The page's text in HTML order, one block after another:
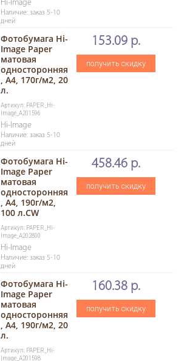
Hi-Image
Наличие: заказ 5-10
дней
Фотобумага Hi-
Image Paper
матовая
односторонняя
, A4, 170г/м2, 20
л.
Артикул: PAPER_Hi-
Image_A201596
Hi-Image
Наличие: заказ 5-10
дней
153.09 р.
получить скидку
Фотобумага Hi-
Image Paper
матовая
односторонняя
, A4, 190г/м2,
100 л.CW
Артикул: PAPER_Hi-
Image_A202800
Hi-Image
Наличие: заказ 5-10
дней
458.46 р.
получить скидку
Фотобумага Hi-
Image Paper
матовая
односторонняя
, A4, 190г/м2, 20
л.
Артикул: PAPER_Hi-
Image_A201598
160.38 р.
получить скидку